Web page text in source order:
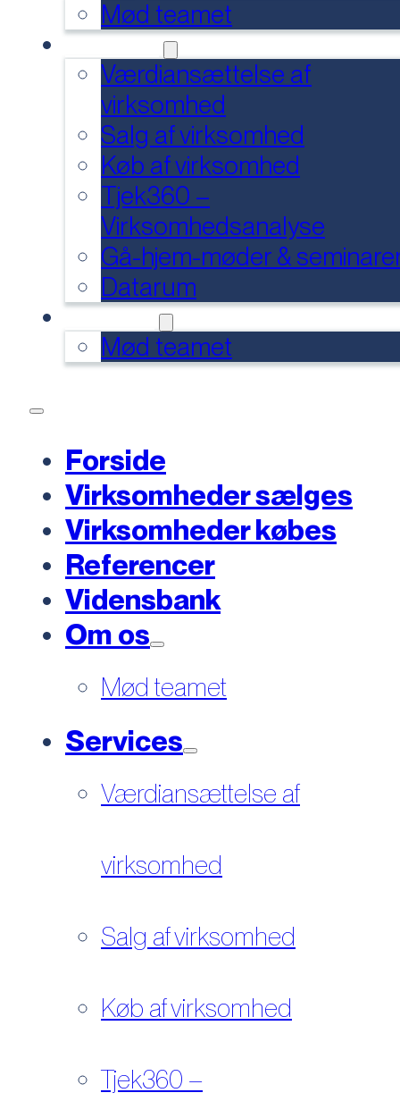
Mød teamet
Værdiansættelse af
virksomhed
Salg af virksomhed
Køb af virksomhed
Tjek360 –
Virksomhedsanalyse
Gå-hjem-møder &
Datarum
Mød teamet
Forside
Virksomheder sælges
Virksomheder købes
Referencer
Vidensbank
Om os
Mød teamet
Services
Værdiansættelse af
virksomhed
Salg af virksomhed
Køb af virksomhed
Tjek360 –